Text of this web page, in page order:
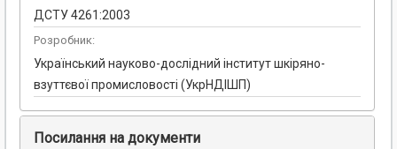
ДСТУ 4261:2003
Розробник:
Український науково-дослідний інститут шкіряно-
взуттєвої промисловості (УкрНДІШП)
Посилання на документи